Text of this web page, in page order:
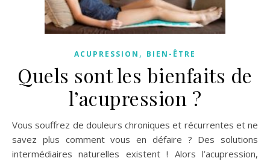
ACUPRESSION , BIEN-ÊTRE
Quels sont les bienfaits de
l’acupression ?
Vous souffrez de douleurs chroniques et récurrentes et ne
savez plus comment vous en défaire ? Des solutions
intermédiaires naturelles existent ! Alors l’acupression,